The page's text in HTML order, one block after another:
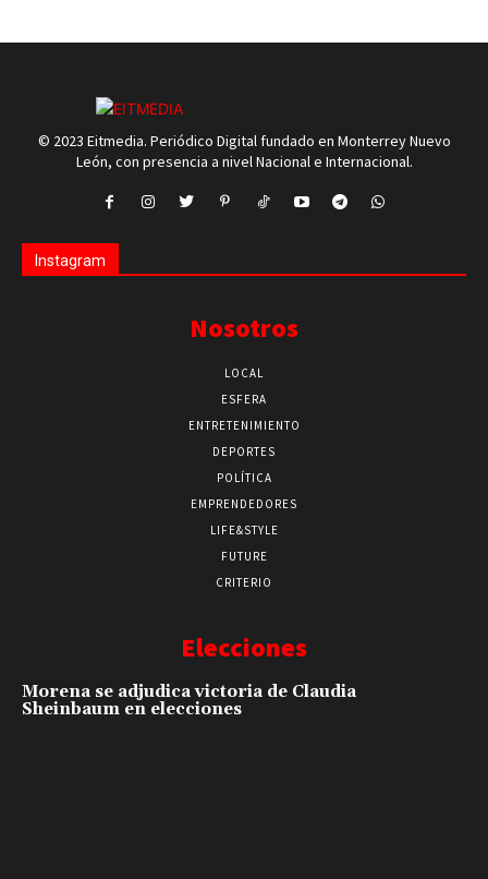
© 2023 Eitmedia. Periódico Digital fundado en Monterrey Nuevo
León, con presencia a nivel Nacional e Internacional.
Instagram
Nosotros
LOCAL
ESFERA
ENTRETENIMIENTO
DEPORTES
POLÍTICA
EMPRENDEDORES
LIFE&STYLE
FUTURE
CRITERIO
Elecciones
Morena se adjudica victoria de Claudia
Sheinbaum en elecciones